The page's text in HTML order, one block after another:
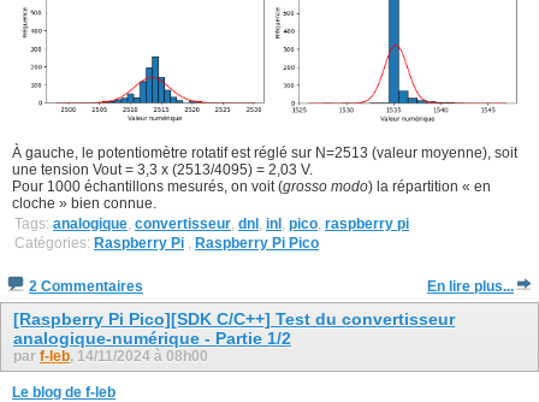
À gauche, le potentiomètre rotatif est réglé sur N=2513 (valeur moyenne), soit
une tension Vout = 3,3 x (2513/4095) = 2,03 V.
Pour 1000 échantillons mesurés, on voit (grosso modo) la répartition « en
cloche » bien connue.
Tags: analogique convertisseur dnl inl pico raspberry pi
Catégories: Raspberry Pi Raspberry Pi Pico
2 Commentaires En lire plus...
[Raspberry Pi Pico][SDK C/C++] Test du convertisseur
analogique-numérique - Partie 1/2
par f-leb, 14/11/2024 à 08h00
Le blog de f-leb